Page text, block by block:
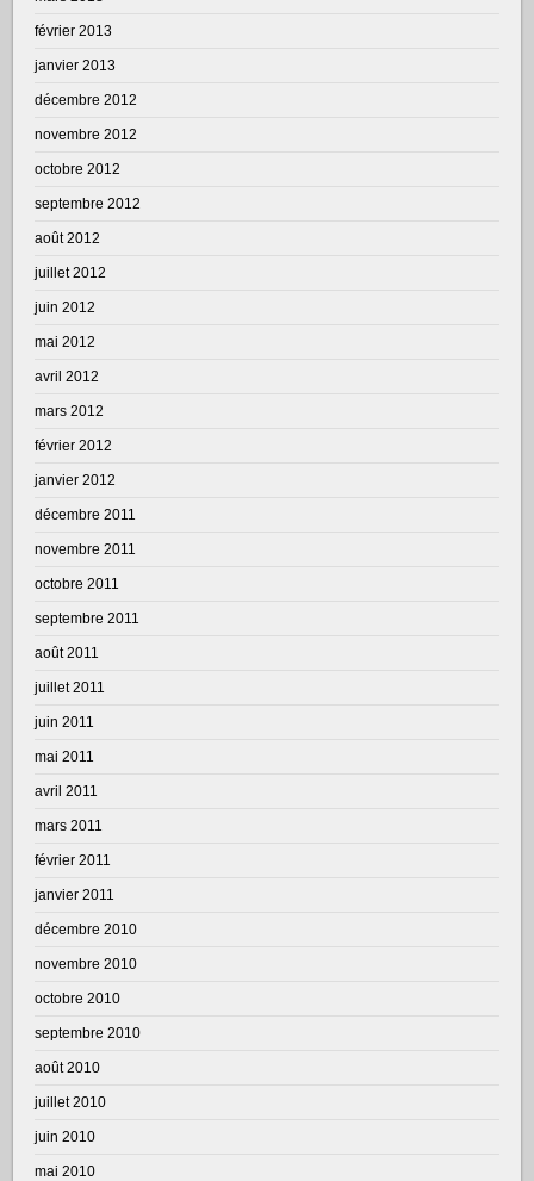
février 2013
janvier 2013
décembre 2012
novembre 2012
octobre 2012
septembre 2012
août 2012
juillet 2012
juin 2012
mai 2012
avril 2012
mars 2012
février 2012
janvier 2012
décembre 2011
novembre 2011
octobre 2011
septembre 2011
août 2011
juillet 2011
juin 2011
mai 2011
avril 2011
mars 2011
février 2011
janvier 2011
décembre 2010
novembre 2010
octobre 2010
septembre 2010
août 2010
juillet 2010
juin 2010
mai 2010